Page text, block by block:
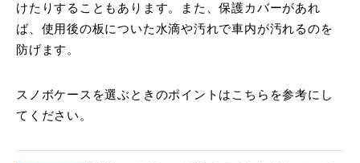
けたりすることもあります。また、保護カバーがあれ
ば、使用後の板についた水滴や汚れで車内が汚れるのを
防げます。
スノボケースを選ぶときのポイントはこちらを参考にし
てください。